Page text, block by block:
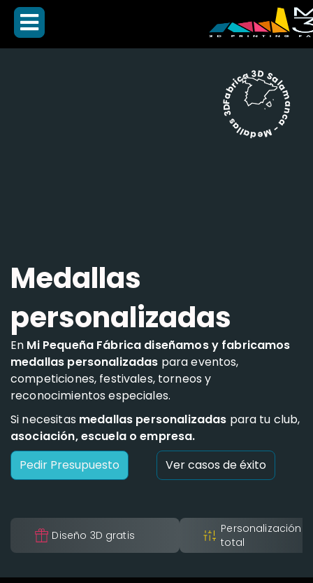
Fabrica 3D Salamanca - Medallas 3D -
Medallas
personalizadas
En Mi Pequeña Fábrica diseñamos y fabricamos
medallas personalizadas para eventos,
competiciones, festivales, torneos y
reconocimientos especiales.
Si necesitas medallas personalizadas para tu club,
asociación, escuela o empresa.
Pedir Presupuesto
Ver casos de éxito
Diseño 3D gratis
Personalización
total